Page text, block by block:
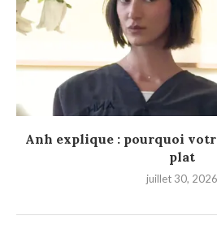
Anh explique : pourquoi
plat
juillet 30, 2026